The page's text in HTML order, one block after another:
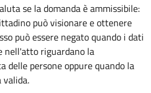
se la domanda è ammissibile:
può visionare e ottenere
può essere negato quando i dati
nell'atto riguardano la
delle persone oppure quando la